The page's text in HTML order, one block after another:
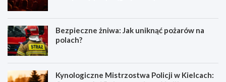
Bezpieczne żniwa: Jak uniknąć pożarów na
polach?
Kynologiczne Mistrzostwa Policji w Kielcach: